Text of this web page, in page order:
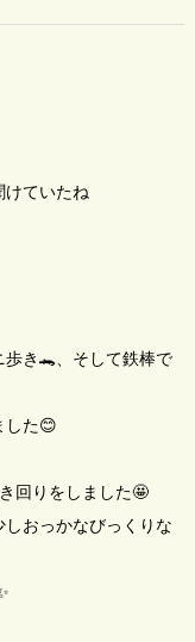
けていたね
き🐊、そして鉄棒で
した😊
回りをしました🤩
おっかなびっくりな